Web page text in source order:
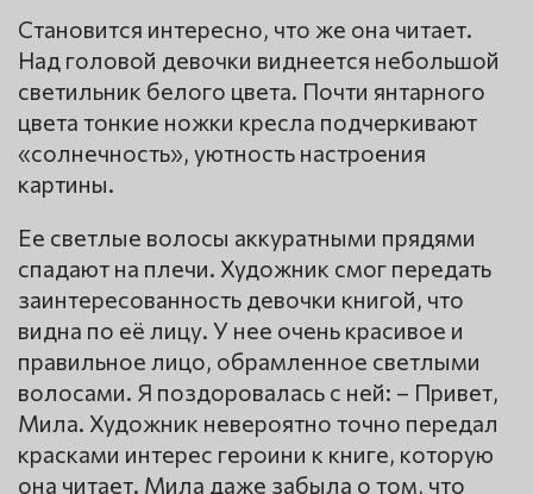
Становится интересно, что же она читает.
Над головой девочки виднеется небольшой
светильник белого цвета. Почти янтарного
цвета тонкие ножки кресла подчеркивают
«солнечность», уютность настроения
картины.
Ее светлые волосы аккуратными прядями
спадают на плечи. Художник смог передать
заинтересованность девочки книгой, что
видна по её лицу. У нее очень красивое и
правильное лицо, обрамленное светлыми
волосами. Я поздоровалась с ней: – Привет,
Мила. Художник невероятно точно передал
красками интерес героини к книге, которую
она читает. Мила даже забыла о том, что